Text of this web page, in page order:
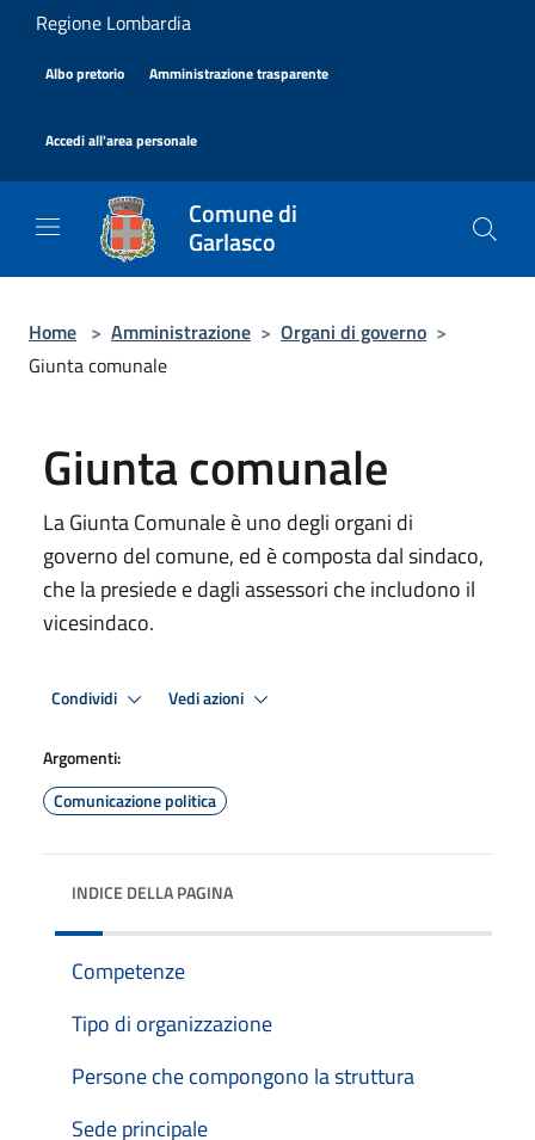
Salta al contenuto principale
Regione Lombardia
Albo pretorio Amministrazione trasparente
Accedi all'area personale
Comune di
Garlasco
Home > Amministrazione > Organi di governo >
Giunta comunale
Giunta comunale
La Giunta Comunale è uno degli organi di
governo del comune, ed è composta dal sindaco,
che la presiede e dagli assessori che includono il
vicesindaco.
Condividi Vedi azioni
Argomenti:
Comunicazione politica
INDICE DELLA PAGINA
Competenze
Tipo di organizzazione
Persone che compongono la struttura
Sede principale